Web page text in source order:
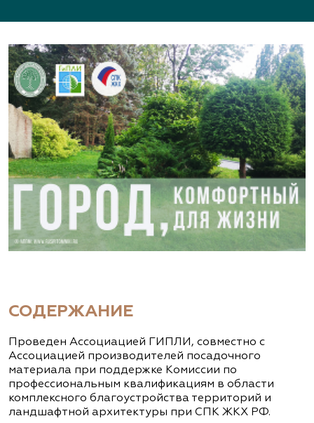
СОДЕРЖАНИЕ
Проведен Ассоциацией ГИПЛИ, совместно с
Ассоциацией производителей посадочного
материала при поддержке Комиссии по
профессиональным квалификациям в области
комплексного благоустройства территорий и
ландшафтной архитектуры при СПК ЖКХ РФ.